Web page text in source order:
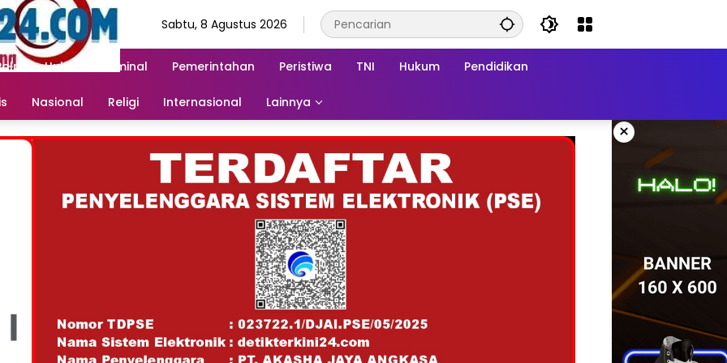
Sabtu, 8 Agustus 2026
Hukum & Kriminal Pemerintahan Peristiwa TNI Hukum Pendidikan
Nasional Religi Internasional Lainnya
×